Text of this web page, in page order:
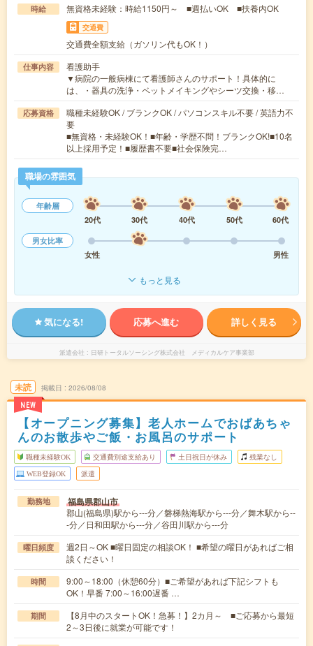
時給 無資格未経験：時給1150円～ ■週払いOK ■扶養内OK
交通費
交通費全額支給（ガソリン代もOK！）
仕事内容
看護助手
▼病院の一般病棟にて看護師さんのサポート！具体的に
は、・器具の洗浄・ベットメイキングやシーツ交換・移…
応募資格
職種未経験OK / ブランクOK / パソコンスキル不要 / 英語力不
要
■無資格・未経験OK！■年齢・学歴不問！ブランクOK!■10名
以上採用予定！■履歴書不要■社会保険完…
職場の雰囲気
年齢層
20代
30代 40代 50代
60代
男女比率
女性
男性
もっと見る
気になる! 応募へ進む 詳しく見る
派遣会社 日研トータルソーシング株式会社 メディカルケア事業部
未読
NEW
掲載日 2026/08/08
【オープニング募集】老人ホームでおばあちゃ
んのお散歩やご飯・お風呂のサポート
職種未経験OK 交通費別途支給あり 土日祝日が休み 残業なし
WEB登録OK 派遣
勤務地 福島県郡山市
郡山(福島県)駅から---分／磐梯熱海駅から---分／舞木駅から--
-分／日和田駅から---分／谷田川駅から---分
曜日頻度
週2日～OK ■曜日固定の相談OK！ ■希望の曜日があればご相
談ください！
時間
9:00～18:00（休憩60分）■ご希望があれば下記シフトも
OK！早番 7:00～16:00遅番 …
期間
【8月中のスタートOK！急募！】2カ月～ ■ご応募から最短
2～3日後に就業が可能です！